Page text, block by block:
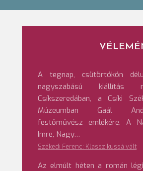
A tegnap, csütörtökön
nagyszabású kiállítás
Csíkszeredában, a Csíki
Múzeumban Gaál
festőművész emlékére. A
Imre, Nagy…
Székedi Ferenc: Klasszikussá vált
Az elmúlt héten a román